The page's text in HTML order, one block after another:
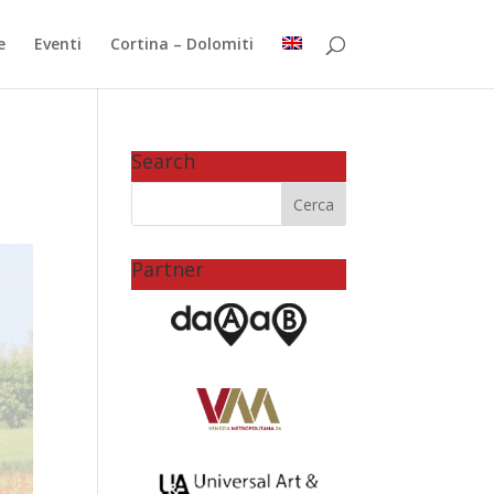
Eventi Cortina – Dolomiti
Search
Partner